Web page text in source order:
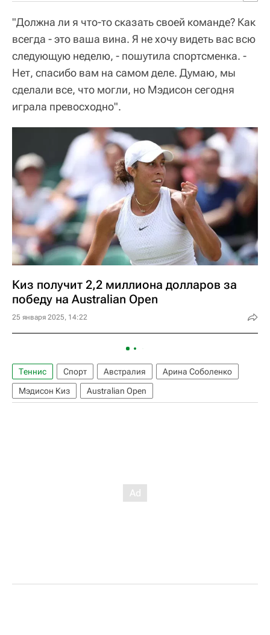
"Должна ли я что-то сказать своей команде? Как
всегда - это ваша вина. Я не хочу видеть вас всю
следующую неделю, - пошутила спортсменка. -
Нет, спасибо вам на самом деле. Думаю, мы
сделали все, что могли, но Мэдисон сегодня
играла превосходно".
Киз получит 2,2 миллиона долларов за
победу на Australian Open
25 января 2025, 14:22
Теннис Спорт Австралия
Арина Соболенко
Мэдисон Киз
Australian Open